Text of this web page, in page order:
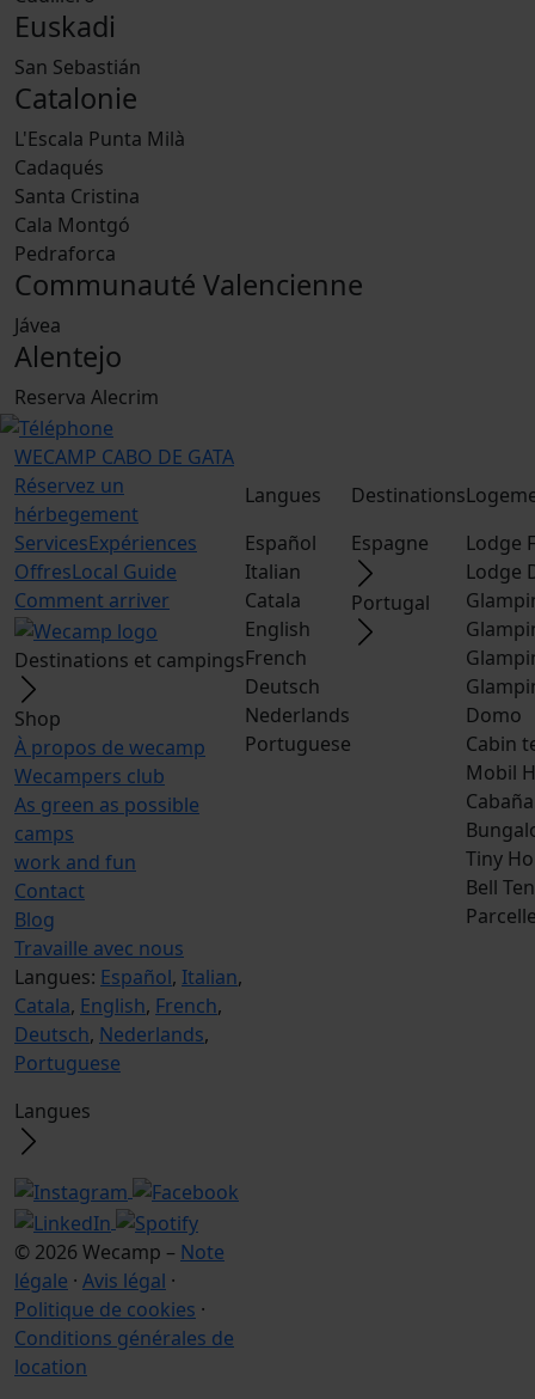
Euskadi
San Sebastián
Catalonie
L'Escala Punta Milà
Cadaqués
Santa Cristina
Cala Montgó
Pedraforca
Communauté Valencienne
Jávea
Alentejo
Reserva Alecrim
WECAMP CABO DE GATA
Réservez un
hérbegement
ServicesExpériences
OffresLocal Guide
Comment arriver
Destinations et campings
Shop
À propos de wecamp
Wecampers club
As green as possible
camps
work and fun
Contact
Blog
Travaille avec nous
Langues: Español, Italian,
Catala, English, French,
Deutsch, Nederlands,
Portuguese
Langues
© 2026 Wecamp – Note
légale · Avis légal ·
Politique de cookies ·
Conditions générales de
location
Langues
Español
Italian
Catala
English
French
Deutsch
Nederlands
Portuguese
Destinations
Espagne
Portugal
Lodge
Lodge
Domo
Cabin
Mobil
Tiny
Bell